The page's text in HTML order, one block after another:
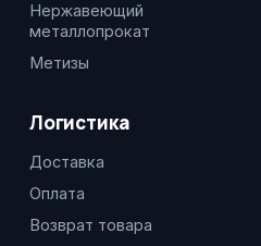
Нержавеющий
металлопрокат
Метизы
Логистика
Доставка
Оплата
Возврат товара